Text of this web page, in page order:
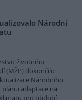
Národní
životního
(MŽP) dokončilo
Národního
plánu adaptace na
pro období